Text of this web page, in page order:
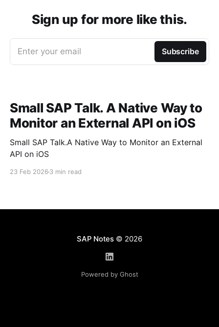
Sign up for more like this.
Enter your email Subscribe
Small SAP Talk. A Native Way to
Monitor an External API on iOS
Small SAP Talk.A Native Way to Monitor an External
API on iOS
23 Feb 2026 3 min read
SAP Notes© 2026
Powered by Ghost